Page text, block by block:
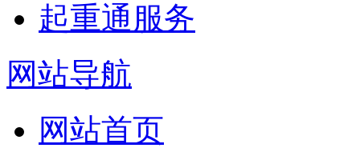
起重通服务
网站导航
网站首页